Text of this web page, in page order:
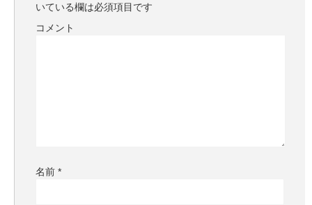
いている欄は必須項目です
コメント
名前 *